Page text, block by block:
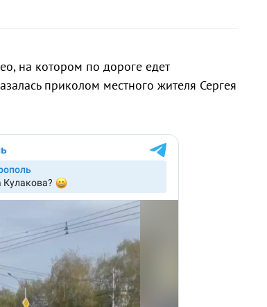
на котором по дороге едет
приколом местного жителя Сергея